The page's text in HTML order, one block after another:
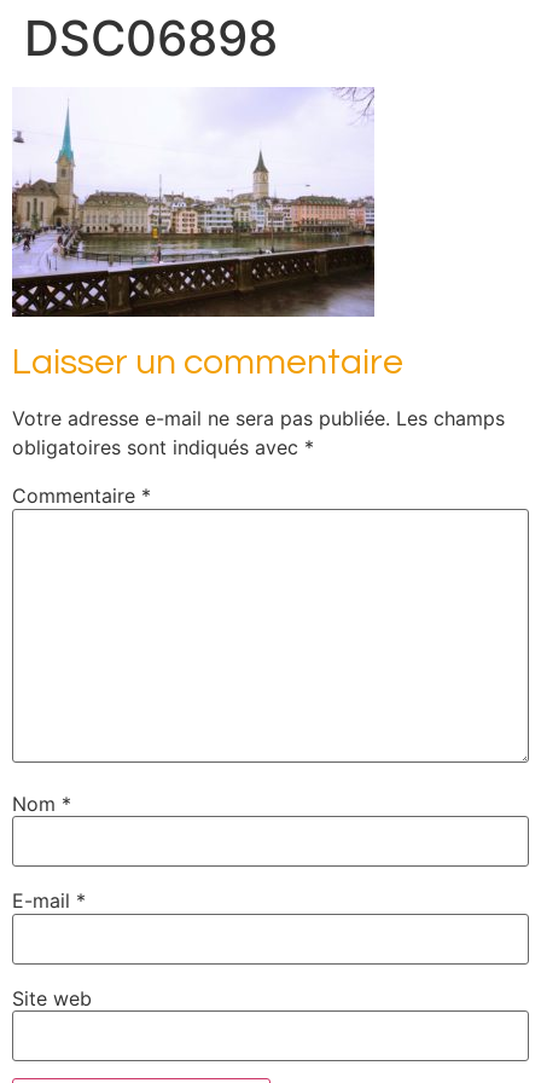
DSC06898
Laisser un commentaire
Votre adresse e-mail ne sera pas publiée. Les champs
obligatoires sont indiqués avec *
Commentaire *
Nom *
E-mail *
Site web